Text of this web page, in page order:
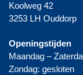
Koolweg 42
3253 LH Ouddorp
Openingstijden
Maandag –
Zondag: gesloten